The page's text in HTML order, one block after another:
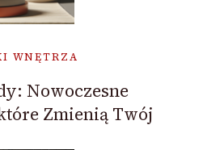
WNĘTRZA
Nowoczesne
Zmienią Twój